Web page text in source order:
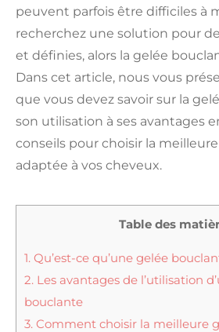
peuvent parfois être difficiles à
recherchez une solution pour
et définies, alors la gelée
Dans cet article, nous vous
que vous devez savoir sur la
son utilisation à ses avantages
conseils pour choisir la
adaptée à vos cheveux.
Table des
1. Qu’est-ce qu’une gelée
2. Les avantages de l’utilisation
bouclante
3. Comment choisir la meilleure